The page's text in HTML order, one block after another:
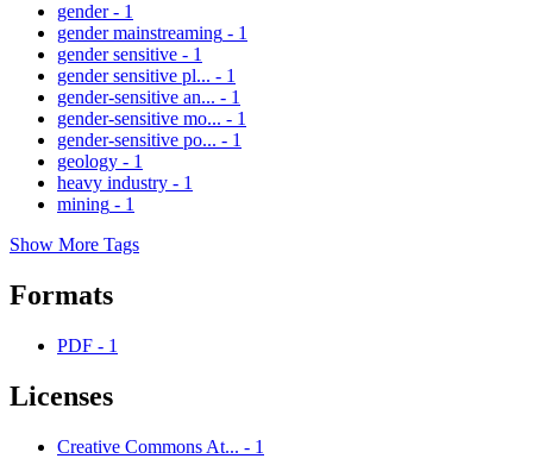
gender - 1
gender mainstreaming - 1
gender sensitive - 1
gender sensitive pl... - 1
gender-sensitive an... - 1
gender-sensitive mo... - 1
gender-sensitive po... - 1
geology - 1
heavy industry - 1
mining - 1
Show More Tags
Formats
PDF - 1
Licenses
Creative Commons At... - 1